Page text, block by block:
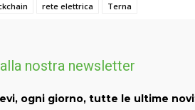
rete elettrica Terna
nostra newsletter
ogni giorno, tutte le ultime